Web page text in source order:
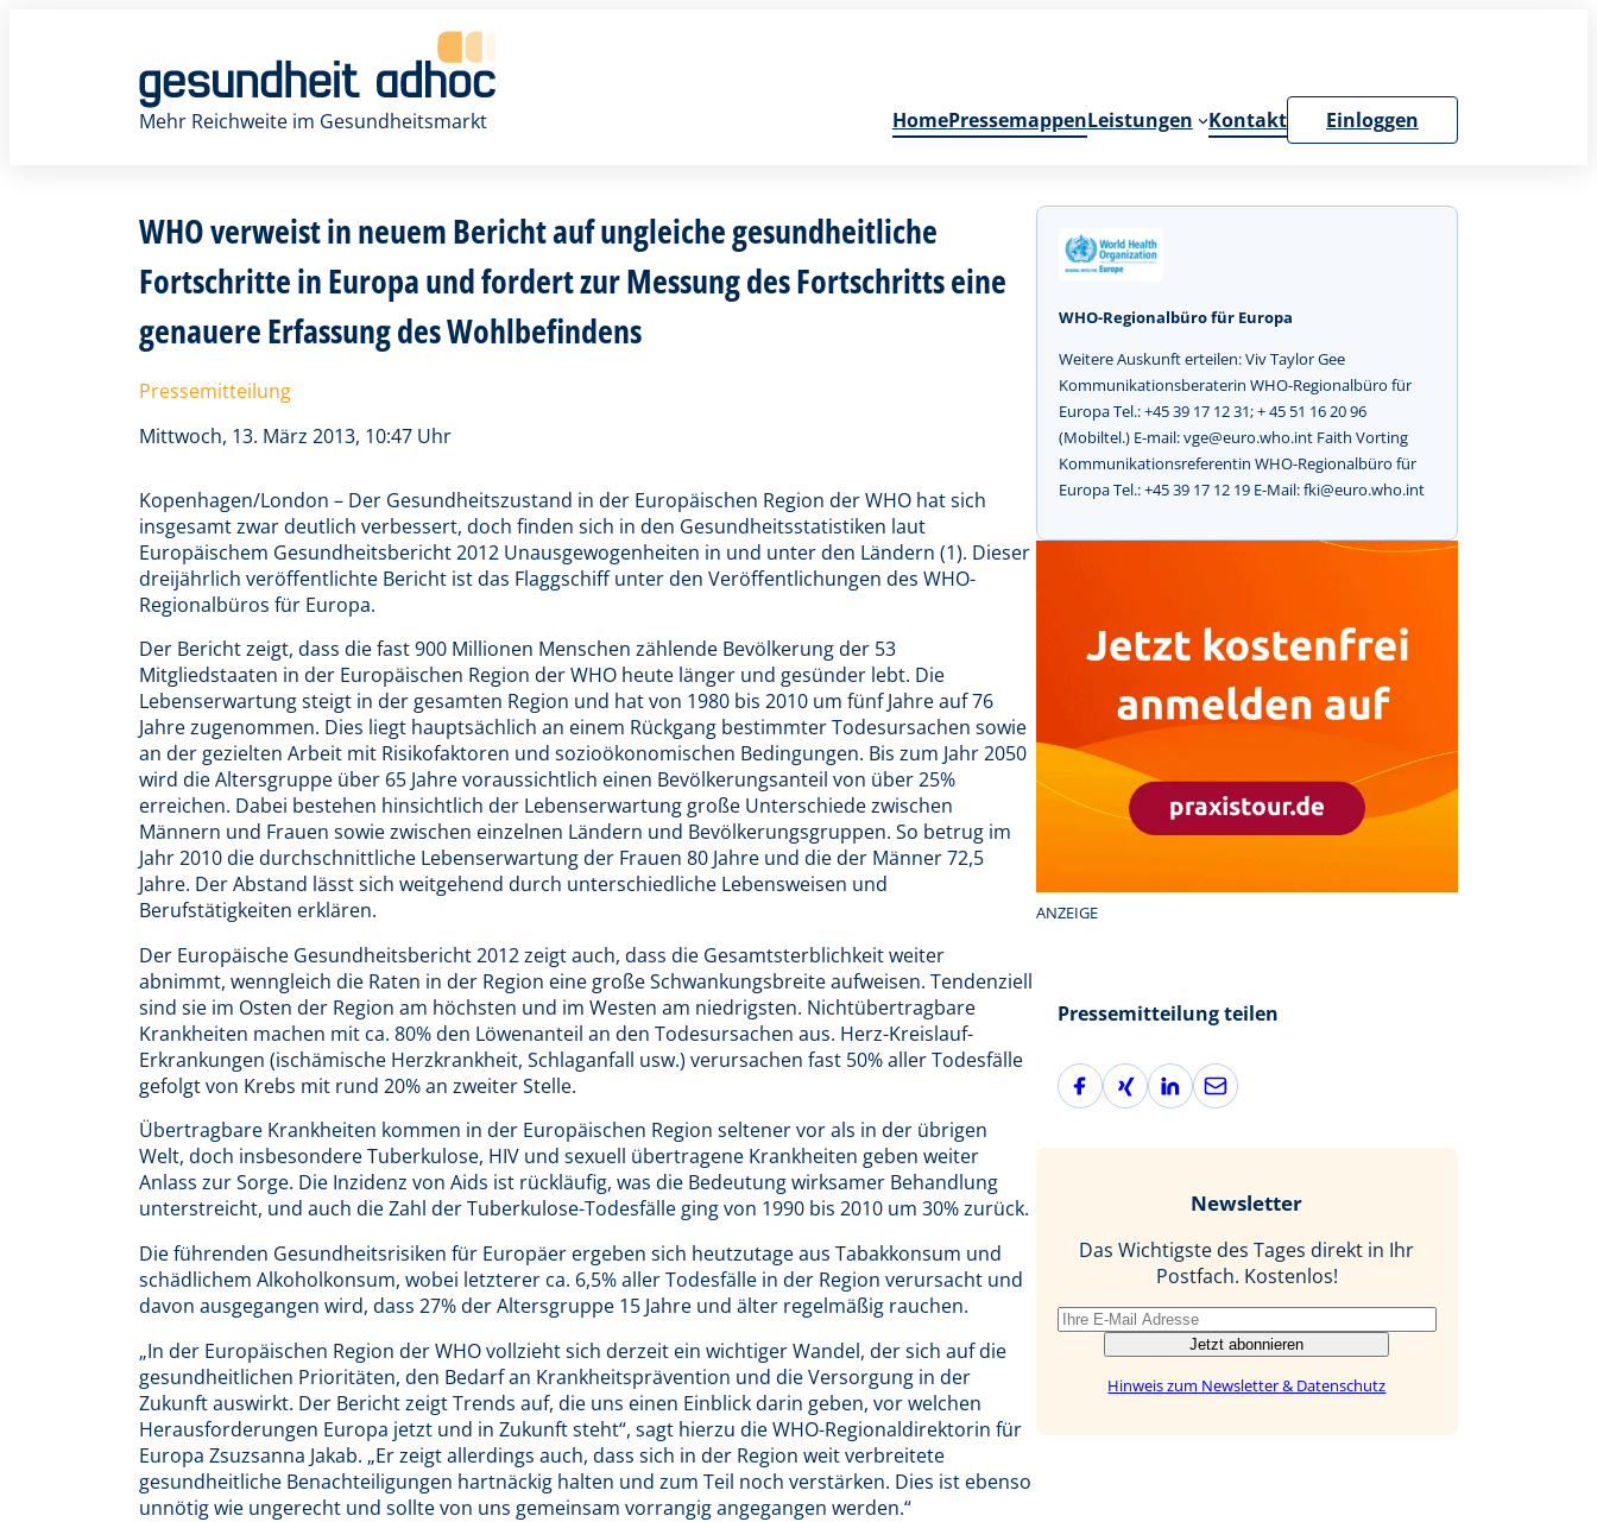
Mehr Reichweite im Gesundheitsmarkt
HomePressemappenLeistungen Kontakt Einloggen
WHO verweist in neuem Bericht auf ungleiche gesundheitliche
Fortschritte in Europa und fordert zur Messung des Fortschritts eine
genauere Erfassung des Wohlbefindens
Pressemitteilung
Mittwoch, 13. März 2013, 10:47 Uhr
Kopenhagen/London – Der Gesundheitszustand in der Europäischen Region der WHO hat sich
insgesamt zwar deutlich verbessert, doch finden sich in den Gesundheitsstatistiken laut
Europäischem Gesundheitsbericht 2012 Unausgewogenheiten in und unter den Ländern (1). Dieser
dreijährlich veröffentlichte Bericht ist das Flaggschiff unter den Veröffentlichungen des WHO-
Regionalbüros für Europa.
Der Bericht zeigt, dass die fast 900 Millionen Menschen zählende Bevölkerung der 53
Mitgliedstaaten in der Europäischen Region der WHO heute länger und gesünder lebt. Die
Lebenserwartung steigt in der gesamten Region und hat von 1980 bis 2010 um fünf Jahre auf 76
Jahre zugenommen. Dies liegt hauptsächlich an einem Rückgang bestimmter Todesursachen sowie
an der gezielten Arbeit mit Risikofaktoren und sozioökonomischen Bedingungen. Bis zum Jahr 2050
wird die Altersgruppe über 65 Jahre voraussichtlich einen Bevölkerungsanteil von über 25%
erreichen. Dabei bestehen hinsichtlich der Lebenserwartung große Unterschiede zwischen
Männern und Frauen sowie zwischen einzelnen Ländern und Bevölkerungsgruppen. So betrug im
Jahr 2010 die durchschnittliche Lebenserwartung der Frauen 80 Jahre und die der Männer 72,5
Jahre. Der Abstand lässt sich weitgehend durch unterschiedliche Lebensweisen und
Berufstätigkeiten erklären.
Der Europäische Gesundheitsbericht 2012 zeigt auch, dass die Gesamtsterblichkeit weiter
abnimmt, wenngleich die Raten in der Region eine große Schwankungsbreite aufweisen. Tendenziell
sind sie im Osten der Region am höchsten und im Westen am niedrigsten. Nichtübertragbare
Krankheiten machen mit ca. 80% den Löwenanteil an den Todesursachen aus. Herz-Kreislauf-
Erkrankungen (ischämische Herzkrankheit, Schlaganfall usw.) verursachen fast 50% aller Todesfälle
gefolgt von Krebs mit rund 20% an zweiter Stelle.
Übertragbare Krankheiten kommen in der Europäischen Region seltener vor als in der übrigen
Welt, doch insbesondere Tuberkulose, HIV und sexuell übertragene Krankheiten geben weiter
Anlass zur Sorge. Die Inzidenz von Aids ist rückläufig, was die Bedeutung wirksamer Behandlung
unterstreicht, und auch die Zahl der Tuberkulose-Todesfälle ging von 1990 bis 2010 um 30% zurück.
Die führenden Gesundheitsrisiken für Europäer ergeben sich heutzutage aus Tabakkonsum und
schädlichem Alkoholkonsum, wobei letzterer ca. 6,5% aller Todesfälle in der Region verursacht und
davon ausgegangen wird, dass 27% der Altersgruppe 15 Jahre und älter regelmäßig rauchen.
„In der Europäischen Region der WHO vollzieht sich derzeit ein wichtiger Wandel, der sich auf die
gesundheitlichen Prioritäten, den Bedarf an Krankheitsprävention und die Versorgung in der
Zukunft auswirkt. Der Bericht zeigt Trends auf, die uns einen Einblick darin geben, vor welchen
Herausforderungen Europa jetzt und in Zukunft steht“, sagt hierzu die WHO-Regionaldirektorin für
Europa Zsuzsanna Jakab. „Er zeigt allerdings auch, dass sich in der Region weit verbreitete
gesundheitliche Benachteiligungen hartnäckig halten und zum Teil noch verstärken. Dies ist ebenso
unnötig wie ungerecht und sollte von uns gemeinsam vorrangig angegangen werden.“
WHO-Regionalbüro für Europa
Weitere Auskunft erteilen: Viv Taylor Gee
Kommunikationsberaterin WHO-Regionalbüro für
Europa Tel.: +45 39 17 12 31; + 45 51 16 20 96
(Mobiltel.) E-mail: vge@euro.who.int Faith Vorting
Kommunikationsreferentin WHO-Regionalbüro für
Europa Tel.: +45 39 17 12 19 E-Mail: fki@euro.who.int
ANZEIGE
Pressemitteilung teilen
F
a
X
i
L
i
n
E
-
l
Newsletter
Das Wichtigste des Tages direkt in Ihr
Postfach. Kostenlos!
Jetzt abonnieren
Hinweis zum Newsletter & Datenschutz